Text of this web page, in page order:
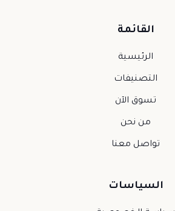
القائمة
الرئيسية
التصنيفات
تسوق الآن
من نحن
تواصل معنا
السياسات